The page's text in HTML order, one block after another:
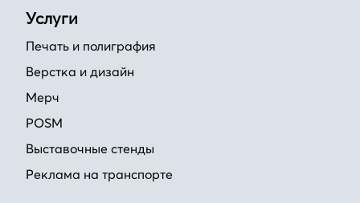
Услуги
Печать и полиграфия
Верстка и дизайн
Мерч
POSM
Выставочные стенды
Реклама на транспорте